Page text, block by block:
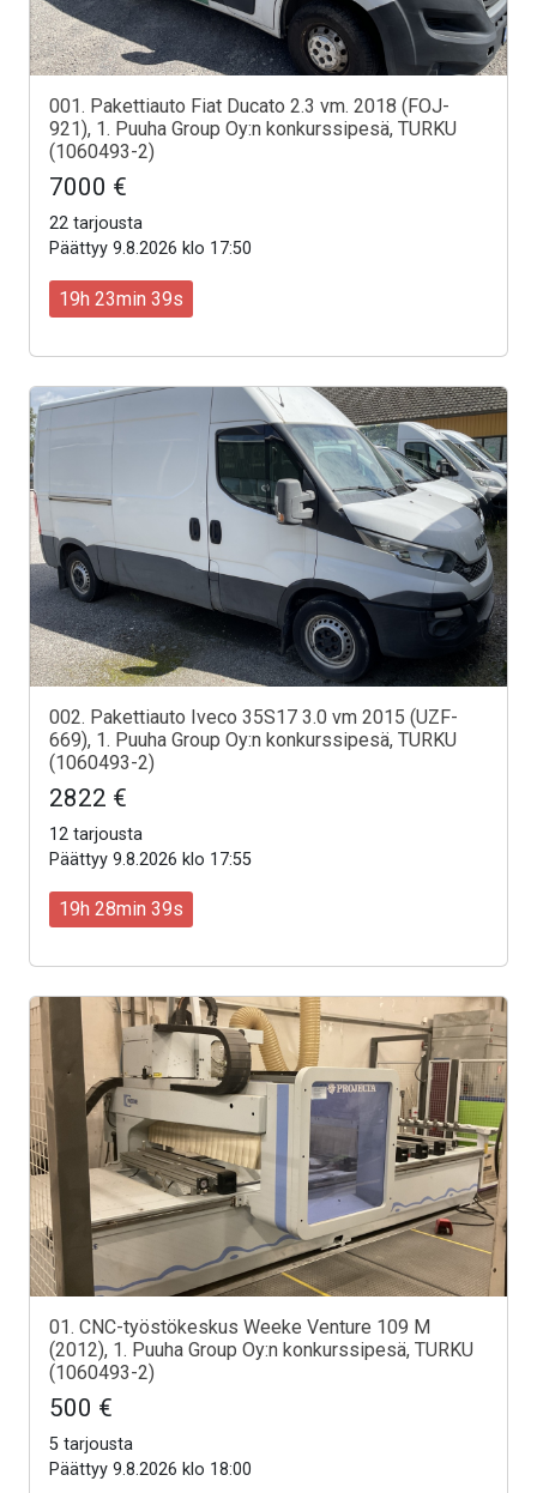
001. Pakettiauto Fiat Ducato 2.3 vm. 2018 (FOJ-
921), 1. Puuha Group Oy:n konkurssipesä, TURKU
(1060493-2)
7000 €
22 tarjousta
Päättyy 9.8.2026 klo 17:50
19h 23min 37s
002. Pakettiauto Iveco 35S17 3.0 vm 2015 (UZF-
669), 1. Puuha Group Oy:n konkurssipesä, TURKU
(1060493-2)
2822 €
12 tarjousta
Päättyy 9.8.2026 klo 17:55
19h 28min 37s
01. CNC-työstökeskus Weeke Venture 109 M
(2012), 1. Puuha Group Oy:n konkurssipesä, TURKU
(1060493-2)
500 €
5 tarjousta
Päättyy 9.8.2026 klo 18:00